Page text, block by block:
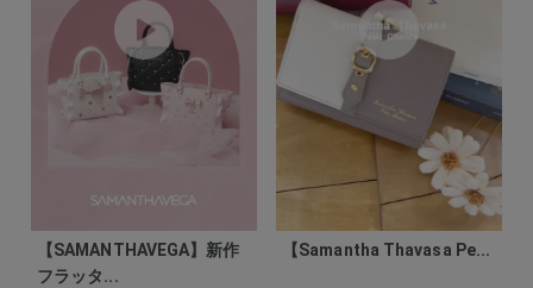
【SAMANTHAVEGA】新作
フラッタ...
【Samantha Thavasa Pe...